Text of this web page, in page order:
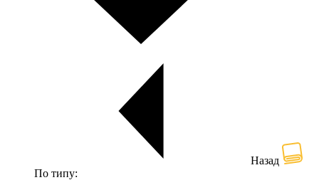
Назад
По типу: